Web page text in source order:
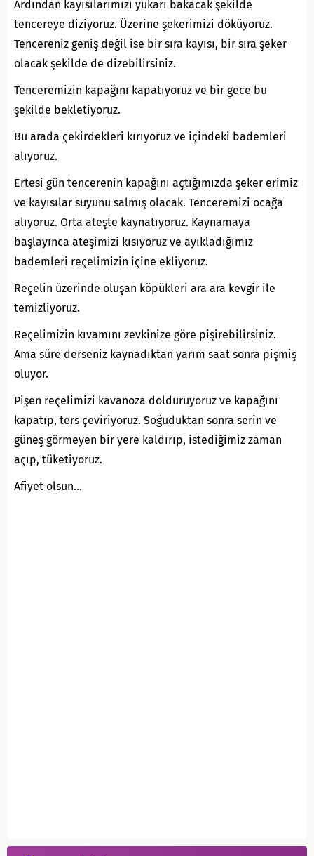
Ardından kayısılarımızı yukarı bakacak şekilde
tencereye diziyoruz. Üzerine şekerimizi döküyoruz.
Tencereniz geniş değil ise bir sıra kayısı, bir sıra şeker
olacak şekilde de dizebilirsiniz.
Tenceremizin kapağını kapatıyoruz ve bir gece bu
şekilde bekletiyoruz.
Bu arada çekirdekleri kırıyoruz ve içindeki bademleri
alıyoruz.
Ertesi gün tencerenin kapağını açtığımızda şeker erimiz
ve kayısılar suyunu salmış olacak. Tenceremizi ocağa
alıyoruz. Orta ateşte kaynatıyoruz. Kaynamaya
başlayınca ateşimizi kısıyoruz ve ayıkladığımız
bademleri reçelimizin içine ekliyoruz.
Reçelin üzerinde oluşan köpükleri ara ara kevgir ile
temizliyoruz.
Reçelimizin kıvamını zevkinize göre pişirebilirsiniz.
Ama süre derseniz kaynadıktan yarım saat sonra pişmiş
oluyor.
Pişen reçelimizi kavanoza dolduruyoruz ve kapağını
kapatıp, ters çeviriyoruz. Soğuduktan sonra serin ve
güneş görmeyen bir yere kaldırıp, istediğimiz zaman
açıp, tüketiyoruz.
Afiyet olsun…